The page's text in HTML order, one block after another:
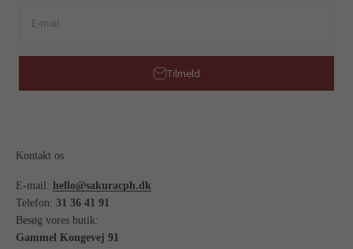
E-mail
Tilmeld
Kontakt os
E-mail: hello@sakuracph.dk
Telefon: 31 36 41 91
Besøg vores butik:
Gammel Kongevej 91